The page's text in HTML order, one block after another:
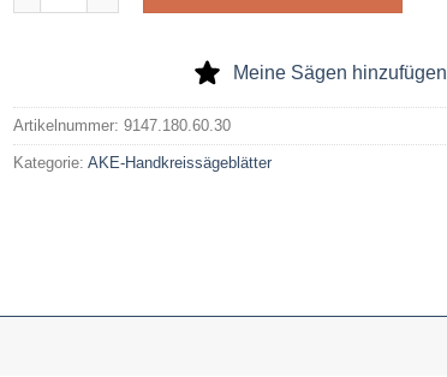
Meine Sägen hinzufügen
Artikelnummer: 9147.180.60.30
Kategorie: AKE-Handkreissägeblätter